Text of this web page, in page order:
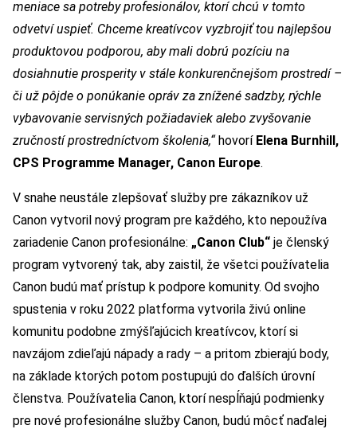
meniace sa potreby profesionálov, ktorí chcú v tomto
odvetví uspieť. Chceme kreatívcov vyzbrojiť tou najlepšou
produktovou podporou, aby mali dobrú pozíciu na
dosiahnutie prosperity v stále konkurenčnejšom prostredí –
či už pôjde o ponúkanie opráv za znížené sadzby, rýchle
vybavovanie servisných požiadaviek alebo zvyšovanie
zručností prostredníctvom školenia,“hovorí Elena Burnhill,
CPS Programme Manager, Canon Europe.
V snahe neustále zlepšovať služby pre zákazníkov už
Canon vytvoril nový program pre každého, kto nepoužíva
zariadenie Canon profesionálne: „Canon Club“ je členský
program vytvorený tak, aby zaistil, že všetci používatelia
Canon budú mať prístup k podpore komunity. Od svojho
spustenia v roku 2022 platforma vytvorila živú online
komunitu podobne zmýšľajúcich kreatívcov, ktorí si
navzájom zdieľajú nápady a rady – a pritom zbierajú body,
na základe ktorých potom postupujú do ďalších úrovní
členstva. Používatelia Canon, ktorí nespĺňajú podmienky
pre nové profesionálne služby Canon, budú môcť naďalej